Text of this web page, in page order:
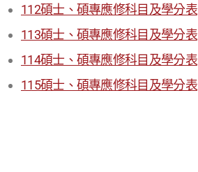
112碩士、碩專應修科目及學分表
113碩士、碩專應修科目及學分表
114碩士、碩專應修科目及學分表
115碩士、碩專應修科目及學分表